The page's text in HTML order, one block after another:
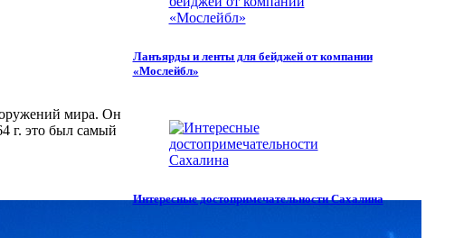
мира. Он
г. это был самый
Ланъярды и ленты для бейджей от компании
«Мослейбл»
Интересные достопримечательности Сахалина